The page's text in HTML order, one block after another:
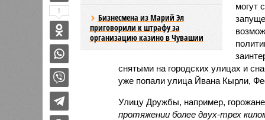
Бизнесмена из Марий Эл
приговорили к штрафу за
организацию казино в Чувашии
могут
снятыми на городских улицах и
уже попали улица Йвана Кырли,
Улицу Дружбы, например,
протяжении более двух-трех
1